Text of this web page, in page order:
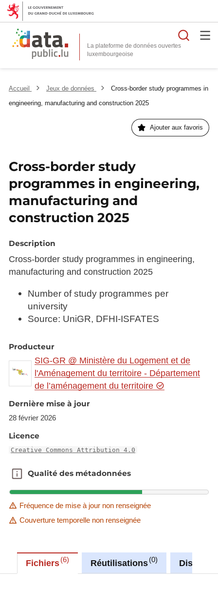
La plateforme de données ouvertes
Accueil Jeux de données
Cross-border study programmes in
engineering, manufacturing and construction 2025
Ajouter aux favoris
Cross-border study
programmes in engineering,
manufacturing and
construction 2025
Description
Cross-border study programmes in engineering,
manufacturing and construction 2025
Number of study programmes per
university
Source: UniGR, DFHI-ISFATES
Producteur
SIG-GR @ Ministère du Logement et de
l'Aménagement du territoire - Département
de l’aménagement du territoire
Dernière mise à jour
28 février 2026
Licence
Creative Commons Attribution 4.0
Qualité des métadonnées
Qualité des métadonnées
Fréquence de mise à jour non renseignée
Couverture temporelle non renseignée
Fichiers 6 Réutilisations 0